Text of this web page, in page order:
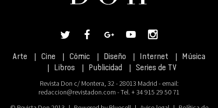
Arte Cine Cómic Diseño Internet
Música
Libros
Publicidad Series de TV
Revista Don c/ Montera, 32 - 28013 Madrid - email:
redaccion@revistadon.com - Tel. + 34 915 29 50 71